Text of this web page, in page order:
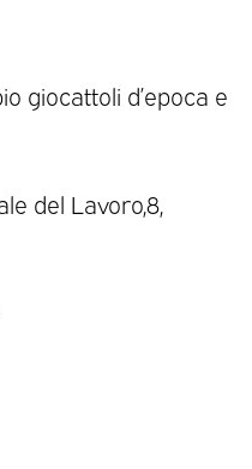
giocattoli d’epoca e
del Lavoro,8,